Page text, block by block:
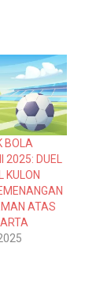
BOLA
2025: DUEL
KULON
ATAS